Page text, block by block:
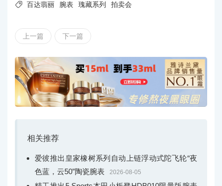
 百达翡丽 腕表 瑰藏系列 拍卖会
上一篇 下一篇
相关推荐
爱彼推出皇家橡树系列自动上链浮动式陀飞轮“夜
色蓝，云50”陶瓷腕表
2026-08-05